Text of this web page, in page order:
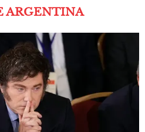
ARGENTINA